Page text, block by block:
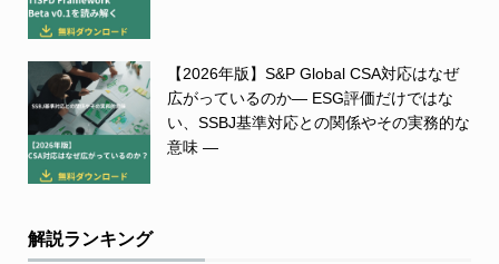
【2026年版】S&P Global CSA対応はなぜ
広がっているのか― ESG評価だけではな
い、SSBJ基準対応との関係やその実務的な
意味 ―
解説ランキング